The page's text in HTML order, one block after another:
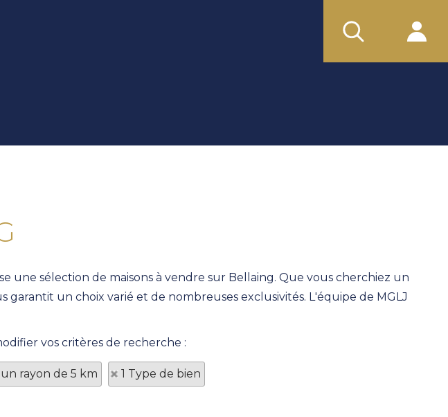
une sélection de maisons à vendre sur Bellaing. Que vous cherchiez un
un choix varié et de nombreuses exclusivités. L'équipe de MGLJ
vos critères de recherche :
rayon de 5 km 1 Type de bien